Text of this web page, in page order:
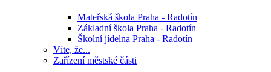
Mateřská škola Praha - Radotín
Základní škola Praha - Radotín
Školní jídelna Praha - Radotín
Víte, že...
Zařízení městské části